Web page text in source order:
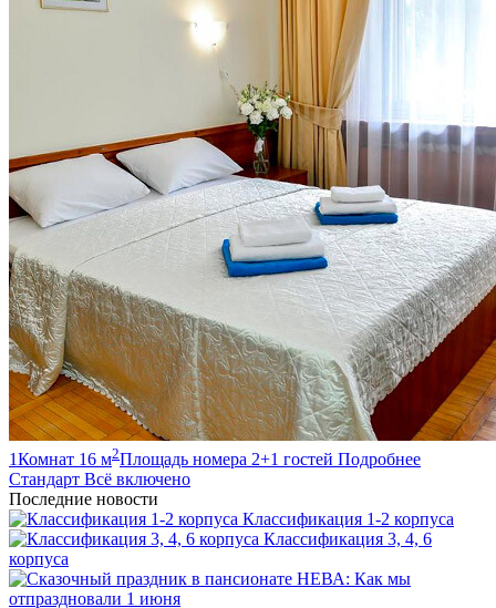
1Комнат 16 м2Площадь номера 2+1 гостей Подробнее
Стандарт Всё включено
Последние новости
Классификация 1-2 корпуса
Классификация 3, 4, 6
корпуса